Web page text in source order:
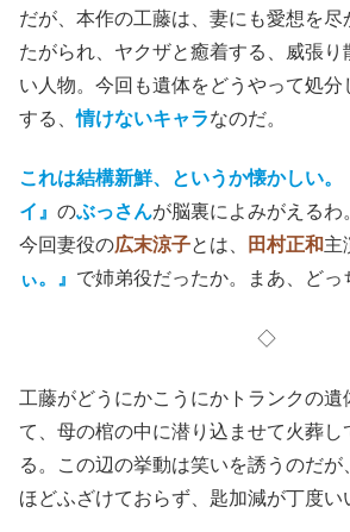
だが、本作の工藤は、妻にも愛想を尽
たがられ、ヤクザと癒着する、威張り
い人物。今回も遺体をどうやって処分
する、情けないキャラなのだ。
これは結構新鮮、というか懐かしい
イ』 のぶっさんが脳裏によみがえるわ
今回妻役の広末涼子とは、 田村正和主
ぃ。』 で姉弟役だったか。まあ、どっ
◇
工藤がどうにかこうにかトランクの遺
て、母の棺の中に潜り込ませて火葬し
る。この辺の挙動は笑いを誘うのだが
ほどふざけておらず、匙加減が丁度い